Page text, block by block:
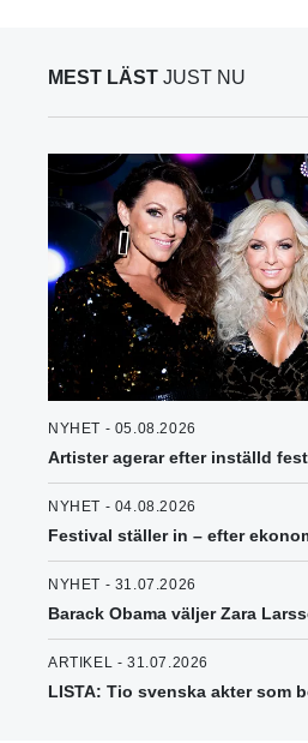
MEST LÄST JUST NU
NYHET - 05.08.2026
Artister agerar efter inställd
NYHET - 04.08.2026
Festival ställer in – efter
NYHET - 31.07.2026
Barack Obama väljer Zara
ARTIKEL - 31.07.2026
LISTA: Tio svenska akter som